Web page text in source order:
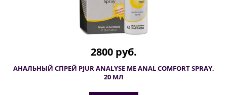
2800 руб.
АНАЛЬНЫЙ СПРЕЙ PJUR ANALYSE ME ANAL COMFORT SPRAY,
20 МЛ